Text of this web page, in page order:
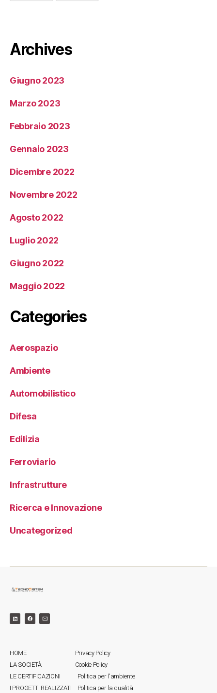
Archives
Giugno 2023
Marzo 2023
Febbraio 2023
Gennaio 2023
Dicembre 2022
Novembre 2022
Agosto 2022
Luglio 2022
Giugno 2022
Maggio 2022
Categories
Aerospazio
Ambiente
Automobilistico
Difesa
Edilizia
Ferroviario
Infrastrutture
Ricerca e Innovazione
Uncategorized
HOME
LA SOCIETÀ
LE CERTIFICAZIONI
I PROGETTI REALIZZATI
Privacy Policy
Cookie Policy
Politica per l'ambiente
Politica per la qualità